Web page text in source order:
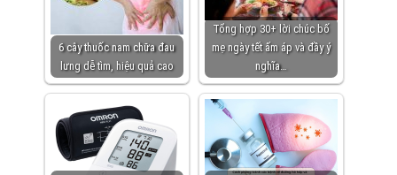
6 cây thuốc nam chữa đau
lưng dễ tìm, hiệu quả cao
Tổng hợp 30+ lời chúc bố
mẹ ngày tết ấm áp và đầy ý
nghĩa…